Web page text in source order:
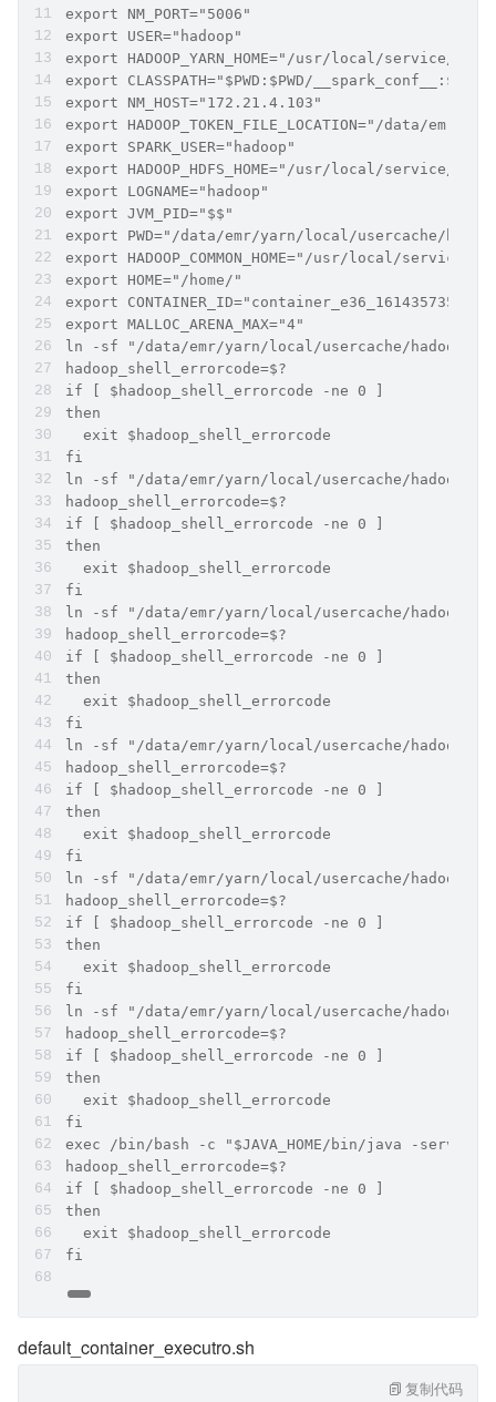
export NM_PORT="5006"
export USER="hadoop"
export HADOOP_YARN_HOME="/usr/local/service/
export CLASSPATH="$PWD:$PWD/
export NM_HOST="172.21.4.103"
export HADOOP_TOKEN_FILE_LOCATION="/data/
export SPARK_USER="hadoop"
export HADOOP_HDFS_HOME="/usr/local/service/
export LOGNAME="hadoop"
export JVM_PID="$$"
export PWD="/data/emr/yarn/local/usercache/
export HADOOP_COMMON_HOME="/usr/local/service/
export HOME="/home/"
export
export MALLOC_ARENA_MAX="4"
ln -sf "/data/emr/yarn/local/usercache/hadoop/
hadoop_shell_errorcode=$?
if [ $hadoop_shell_errorcode -ne 0 ]
then
  exit $hadoop_shell_errorcode
fi
ln -sf "/data/emr/yarn/local/usercache/hadoop/
hadoop_shell_errorcode=$?
if [ $hadoop_shell_errorcode -ne 0 ]
then
  exit $hadoop_shell_errorcode
fi
ln -sf "/data/emr/yarn/local/usercache/hadoop/
hadoop_shell_errorcode=$?
if [ $hadoop_shell_errorcode -ne 0 ]
then
  exit $hadoop_shell_errorcode
fi
ln -sf "/data/emr/yarn/local/usercache/hadoop/
hadoop_shell_errorcode=$?
if [ $hadoop_shell_errorcode -ne 0 ]
then
  exit $hadoop_shell_errorcode
fi
ln -sf "/data/emr/yarn/local/usercache/hadoop/
hadoop_shell_errorcode=$?
if [ $hadoop_shell_errorcode -ne 0 ]
then
  exit $hadoop_shell_errorcode
fi
ln -sf "/data/emr/yarn/local/usercache/hadoop/
hadoop_shell_errorcode=$?
if [ $hadoop_shell_errorcode -ne 0 ]
then
  exit $hadoop_shell_errorcode
fi
exec /bin/bash -c "$JAVA_HOME/bin/java -server
hadoop_shell_errorcode=$?
if [ $hadoop_shell_errorcode -ne 0 ]
then
  exit $hadoop_shell_errorcode
fi
default_container_executro.sh
复制代码